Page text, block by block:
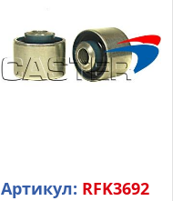
Артикул: RFK3692